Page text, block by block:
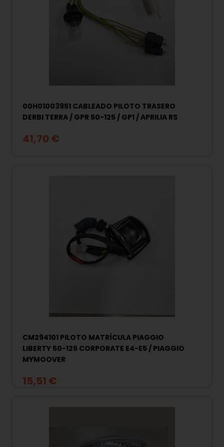
00H01003951 CABLEADO PILOTO TRASERO
DERBI TERRA / GPR 50-125 / GP1 / APRILIA RS
41,70 €
CM294101 PILOTO MATRÍCULA PIAGGIO
LIBERTY 50-125 CORPORATE E4-E5 / PIAGGIO
MYMOOVER
15,51 €